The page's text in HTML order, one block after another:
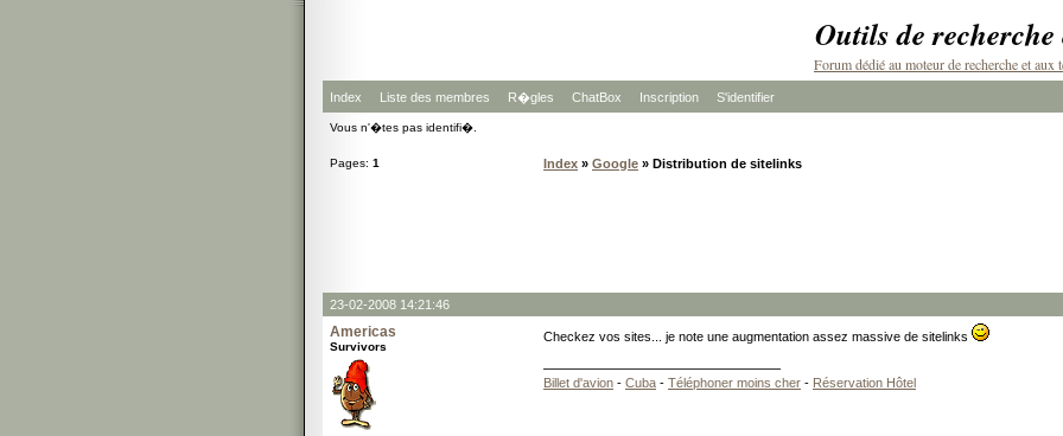
Outils de
Forum dédié au moteur de recherche et aux
Index Liste des membres R�gles ChatBox Inscription S'identifier
Vous n'�tes pas identifi�.
Pages: 1 Index » Google » Distribution de sitelinks
23-02-2008 14:21:46
Americas
Survivors
Checkez vos sites... je note une augmentation assez massive de sitelinks
Billet d'avion - Cuba - Téléphoner moins cher - Réservation Hôtel